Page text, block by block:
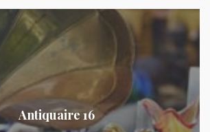
Antiquaire 16